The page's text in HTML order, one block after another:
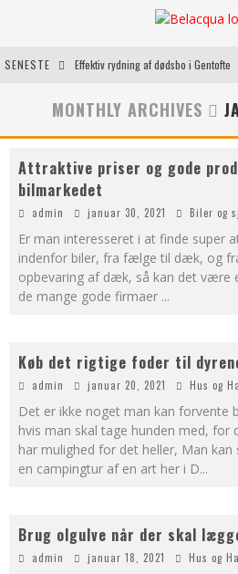
SENESTE Effektiv rydning af dødsbo i Gentofte
MONTHLY ARCHIVES
Attraktive priser og gode
bilmarkedet
admin januar 30, 2021 Biler og
Er man interesseret i at finde super
indenfor biler, fra fælge til dæk, og
opbevaring af dæk, så kan det være
de mange gode firmaer ...
Køb det rigtige foder til
admin januar 20, 2021 Hus og
Det er ikke noget man kan forvente
hvis man skal tage hunden med, for
har mulighed for det heller, Man kan
en campingtur af en art her i D...
Brug olgulve når der skal
admin januar 18, 2021 Hus og